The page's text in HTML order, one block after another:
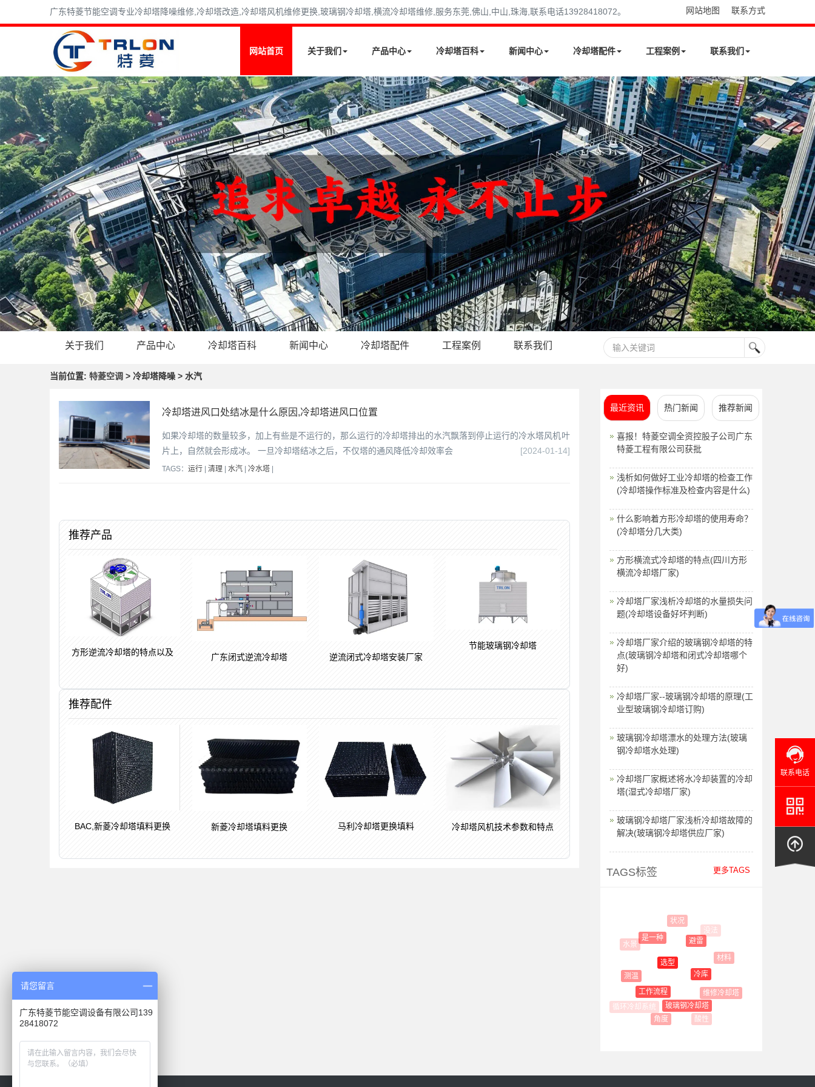
广东特菱节能空调专业冷却塔降噪维修,冷却塔改造,冷却塔风机维修更换,玻璃钢冷却塔,横流冷却塔维修,服务东莞,佛山,中山,珠海,联系电话13928418072。 网站地图 联系方式
网站首页 关于我们 产品中心 冷却塔百科 新闻中心 冷却塔配件 工程案例 联系我们
关于我们 产品中心 冷却塔百科 新闻中心 冷却塔配件 工程案例 联系我们
当前位置: 特菱空调 > 冷却塔降噪 > 水汽
冷却塔进风口处结冰是什么原因,冷却塔进风口位置
如果冷却塔的数量较多，加上有些是不运行的，那么运行的冷却塔排出的水汽飘落到停止运行的冷水塔风机叶
片上，自然就会形成冰。 一旦冷却塔结冰之后，不仅塔的通风降低冷却效率会
[2024-01-14]
TAGS： 运行 | 清理 | 水汽 | 冷水塔 |
推荐产品
方形逆流冷却塔的特点以及
广东闭式逆流冷却塔 逆流闭式冷却塔安装厂家
节能玻璃钢冷却塔
推荐配件
BAC,新菱冷却塔填料更换 新菱冷却塔填料更换 马利冷却塔更换填料 冷却塔风机技术参数和特点
最近资讯 热门新闻 推荐新闻
喜报！特菱空调全资控股子公司广东
特菱工程有限公司获批
浅析如何做好工业冷却塔的检查工作
(冷却塔操作标准及检查内容是什么)
什么影响着方形冷却塔的使用寿命？
(冷却塔分几大类)
方形横流式冷却塔的特点(四川方形
横流冷却塔厂家)
冷却塔厂家浅析冷却塔的水量损失问
题(冷却塔设备好坏判断)
冷却塔厂家介绍的玻璃钢冷却塔的特
点(玻璃钢冷却塔和闭式冷却塔哪个
好)
冷却塔厂家--玻璃钢冷却塔的原理(工
业型玻璃钢冷却塔订购)
玻璃钢冷却塔漂水的处理方法(玻璃
钢冷却塔水处理)
冷却塔厂家概述将水冷却装置的冷却
塔(湿式冷却塔厂家)
玻璃钢冷却塔厂家浅析冷却塔故障的
解决(玻璃钢冷却塔供应厂家)
TAGS标签 更多TAGS
测温
工作流程
选型
是一种
水景
循环冷却系统
角度
玻璃钢冷却塔
冷库
避雷
状况
酸性
维修冷却塔
材料
没法
联系电话
请您留言
广东特菱节能空调设备有限公司139
28418072